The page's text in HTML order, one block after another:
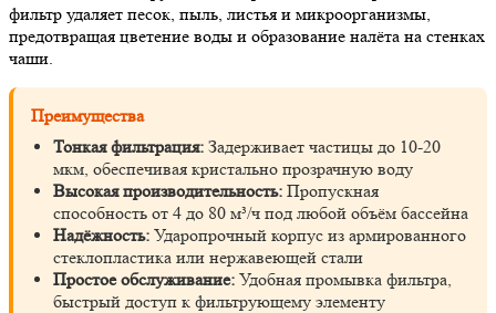
фильтр удаляет песок, пыль, листья и микроорганизмы,
предотвращая цветение воды и образование налёта на стенках
чаши.
Преимущества
Тонкая фильтрация: Задерживает частицы до 10-20
мкм, обеспечивая кристально прозрачную воду
Высокая производительность: Пропускная
способность от 4 до 80 м³/ч под любой объём бассейна
Надёжность: Ударопрочный корпус из армированного
стеклопластика или нержавеющей стали
Простое обслуживание: Удобная промывка фильтра,
быстрый доступ к фильтрующему элементу